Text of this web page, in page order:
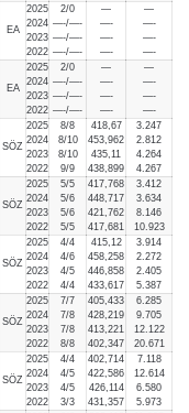
EA
2025
2024
2023
2022
2/0
—-/—-
—-/—-
—-/—-
—
—-
—-
—-
—
—-
—-
—-
EA
2025
2024
2023
2022
2/0
—-/—-
—-/—-
—-/—-
—
—-
—-
—-
—
—-
—-
—-
SÖZ
2025
2024
2023
2022
8/8
8/10
8/10
9/9
418,67
453,962
435,11
438,899
3.247
2.812
4.264
4.267
SÖZ
2025
2024
2023
2022
5/5
5/6
5/6
5/5
417,768
448,717
421,762
417,681
3.412
3.634
8.146
10.923
SÖZ
2025
2024
2023
2022
4/4
4/6
4/5
4/4
415,12
458,258
446,858
433,617
3.914
2.272
2.405
5.387
SÖZ
2025
2024
2023
2022
7/7
7/8
7/8
8/8
405,433
428,219
413,221
402,347
6.285
9.705
12.122
20.671
SÖZ
2025
2024
2023
2022
4/4
4/5
4/5
3/3
402,714
422,586
426,114
431,357
7.118
12.614
6.580
5.973